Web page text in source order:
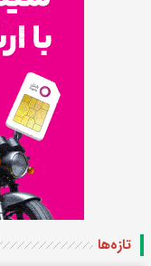
تازه‌ها